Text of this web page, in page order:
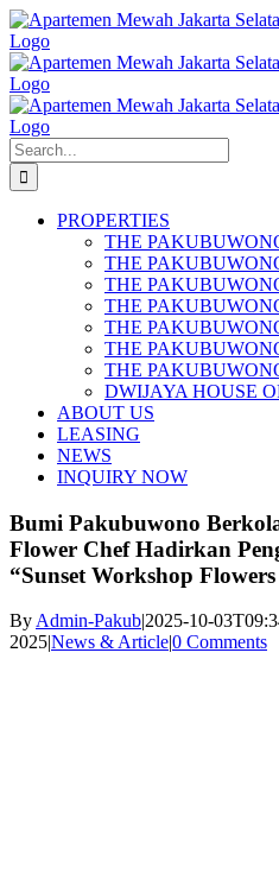
Skip
to
content
Search
for:
PROPERTIES
THE
THE
THE
THE
THE
THE
THE
DWIJAYA HOUSE
ABOUT US
LEASING
NEWS
INQUIRY NOW
Bumi Pakubuwono
Flower Chef Hadirkan
“Sunset Workshop
ByAdmin-Pakub|2025-10-
2025|News & Article|0 Comments